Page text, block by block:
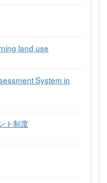
land use
System in
ト制度